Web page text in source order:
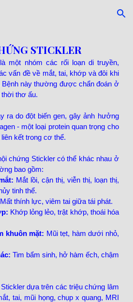
Skip to navigation
STICKLER
là một nhóm các rối loạn di truyền,
vấn đề về mắt, tai, khớp và đôi khi
này thường được chẩn đoán ở
thơ ấu.
ra do đột biến gen, gây ảnh hưởng
- một loại protein quan trọng cho
kết trong cơ thể.
chứng Stickler có thể khác nhau ở
bao gồm:
Mắt lồi, cận thị, viễn thị, loạn thị,
tinh thể.
Mất thính lực, viêm tai giữa tái phát.
Khớp lỏng lẻo, trật khớp, thoái hóa
khuôn mặt: Mũi tẹt, hàm dưới nhỏ,
Tim bẩm sinh, hở hàm ếch, chậm
dựa trên các triệu chứng lâm
tai, mũi họng, chụp x quang, MRI